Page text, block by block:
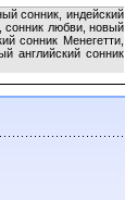
сонник, индейский
сонник любви, новый
сонник Менегетти,
английский сонник